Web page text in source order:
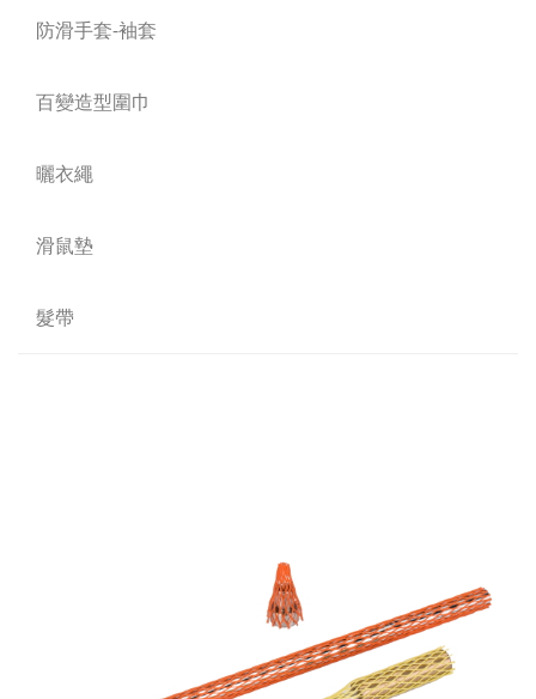
防滑手套-袖套
百變造型圍巾
曬衣繩
滑鼠墊
髮帶